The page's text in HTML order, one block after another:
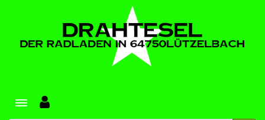
Toggle navigation